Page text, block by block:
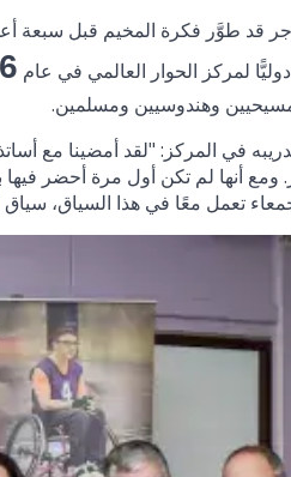
قد طوَّر فكرة المخيم قبل سبعة
لمركز الحوار العالمي في عام
وهندوسيين ومسلمين.
في المركز: "لقد أمضينا مع
ومع أنها لم تكن أول مرة أحضر فيها
تعمل معًا في هذا السياق، سياق